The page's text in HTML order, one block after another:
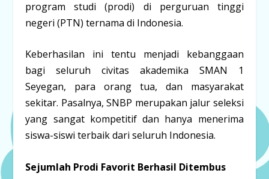
program studi (prodi) di perguruan tinggi
negeri (PTN) ternama di Indonesia.
Keberhasilan ini tentu menjadi kebanggaan
bagi seluruh civitas akademika SMAN 1
Seyegan, para orang tua, dan masyarakat
sekitar. Pasalnya, SNBP merupakan jalur seleksi
yang sangat kompetitif dan hanya menerima
siswa-siswi terbaik dari seluruh Indonesia.
Sejumlah Prodi Favorit Berhasil Ditembus